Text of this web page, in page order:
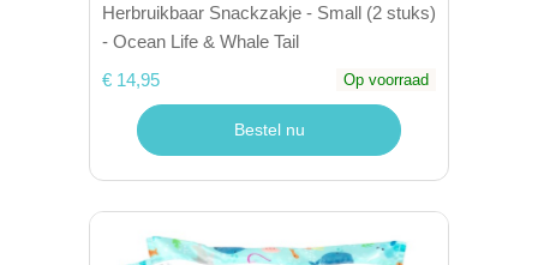
Herbruikbaar Snackzakje - Small (2 stuks)
- Ocean Life & Whale Tail
€ 14,95
Op voorraad
Bestel nu